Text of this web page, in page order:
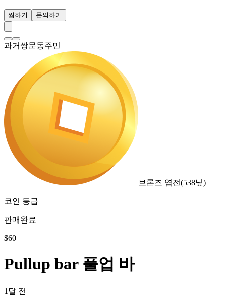
찜하기 문의하기
과거쌍문동주민
브론즈 엽전(538닢)
코인 등급
판매완료
$60
Pullup bar 풀업 바
1달 전